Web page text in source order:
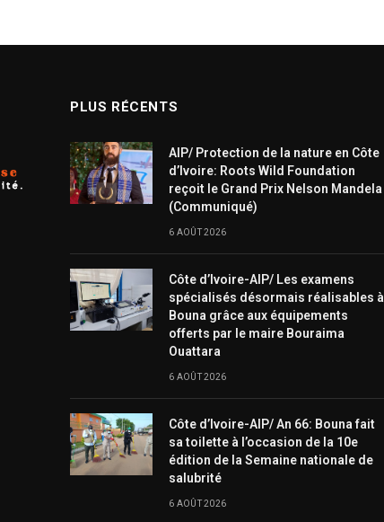
PLUS RÉCENTS
AIP/ Protection de la nature en Côte
d’Ivoire: Roots Wild Foundation
reçoit le Grand Prix Nelson Mandela
(Communiqué)
6 AOÛT 2026
Côte d’Ivoire-AIP/ Les examens
spécialisés désormais réalisables à
Bouna grâce aux équipements
offerts par le maire Bouraima
Ouattara
6 AOÛT 2026
Côte d’Ivoire-AIP/ An 66: Bouna fait
sa toilette à l’occasion de la 10e
édition de la Semaine nationale de
salubrité
6 AOÛT 2026